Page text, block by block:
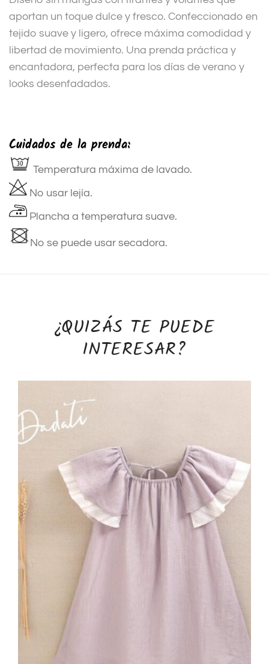
aportan un toque dulce y fresco. Confeccionado en
tejido suave y ligero, ofrece máxima comodidad y
libertad de movimiento. Una prenda práctica y
encantadora, perfecta para los días de verano y
looks desenfadados.
Cuidados de la prenda:
Temperatura máxima de lavado.
No usar lejía.
Plancha a temperatura suave.
No se puede usar secadora.
¿QUIZÁS TE PUEDE
INTERESAR?